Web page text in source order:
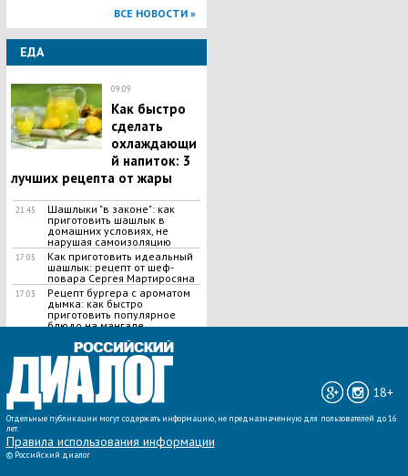
ВСЕ НОВОСТИ »
ЕДА
09:09
Как быстро
сделать
охлаждающи
й напиток: 3
лучших рецепта от жары
21:45
Шашлыки "в законе": как
приготовить шашлык в
домашних условиях, не
нарушая самоизоляцию
17:05
Как приготовить идеальный
шашлык​: рецепт от шеф-
повара Сергея Мартиросяна
17:03
Рецепт бургера с ароматом
дымка: как быстро
приготовить популярное
блюдо на мангале
ВСЕ НОВОСТИ »
18+
Отдельные публикации могут содержать информацию, не предназначенную для пользователей до 16
лет.
Правила использования информации
© Российский диалог